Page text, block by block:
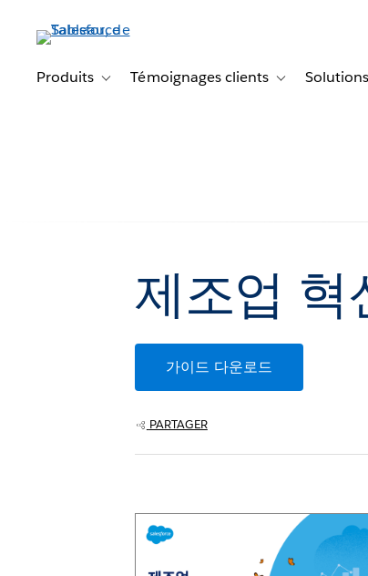
principalProduits Toggle sub-navigation for Produits
Témoignages clients Toggle sub-
Solutions
제조업 혁
가이드 다운로드
PARTAGER